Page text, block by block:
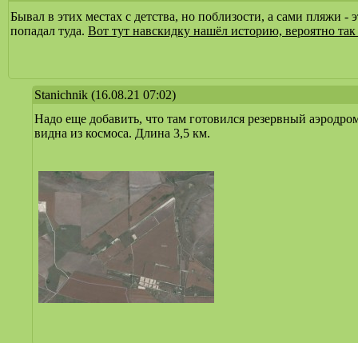
Бывал в этих местах с детства, но поблизости, а сами пляжи -
попадал туда. Вот тут навскидку нашёл историю, вероятно
Stanichnik (16.08.21 07:02)
Надо еще добавить, что там готовился резервный
видна из космоса. Длина 3,5 км.